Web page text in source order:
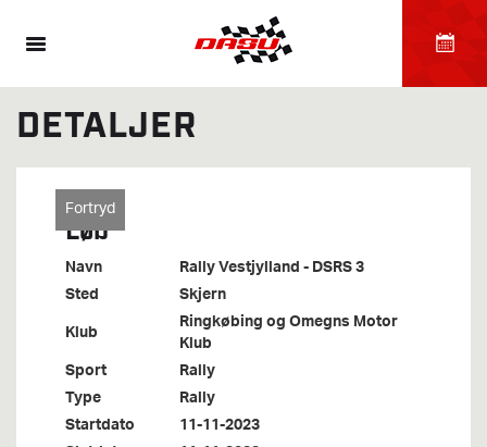
DETALJER
Løb
Fortryd
Navn
Rally Vestjylland - DSRS 3
Sted
Skjern
Klub
Ringkøbing og Omegns Motor
Klub
Sport
Rally
Type
Rally
Startdato
11-11-2023